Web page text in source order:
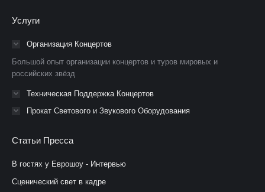
открывается
окне
открывается
в
окне
в
окне
Услуги
Организация Концертов
Большой опыт организации концертов и туров мировых и
российских звёзд
Техническая Поддержка Концертов
Прокат Светового и Звукового Оборудования
Статьи Пресса
В гостях у Еврошоу - Интервью
Сценический свет в кадре